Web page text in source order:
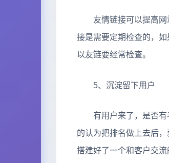
友情链接可以提高网站
接是需要定期检查的，
以友链要经常检查。
5、沉淀留下用户
有用户来了，是否有考
的认为把排名做上去后
搭建好了一个和客户交